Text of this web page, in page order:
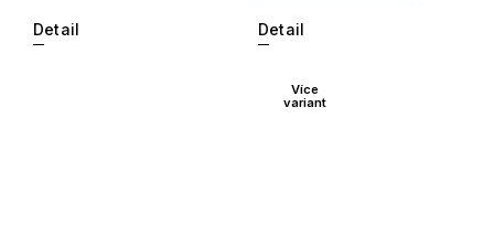
Detail Detail
Více
variant